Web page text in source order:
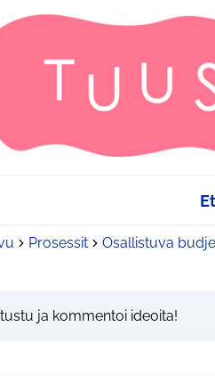
Prosessit Osallistuva
ja kommentoi ideoita!